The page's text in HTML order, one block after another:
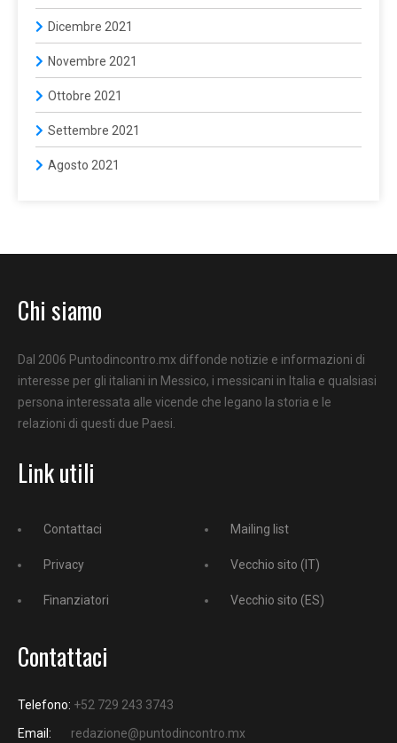
Dicembre 2021
Novembre 2021
Ottobre 2021
Settembre 2021
Agosto 2021
Chi siamo
Dal 2006 Puntodincontro.mx diffonde notizie e informazioni di
interesse per gli italiani in Messico, i messicani in Italia e qualsiasi
persona interessata alle vicende che legano la storia e le
relazioni di questi due Paesi.
Link utili
Contattaci
Privacy
Finanziatori
Mailing list
Vecchio sito (IT)
Vecchio sito (ES)
Contattaci
Telefono: +52 729 243 3743
Email:
redazione@puntodincontro.mx